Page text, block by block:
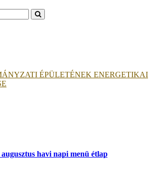
ÉPÜLETÉNEK ENERGETIKAI
augusztus havi napi menü étlap